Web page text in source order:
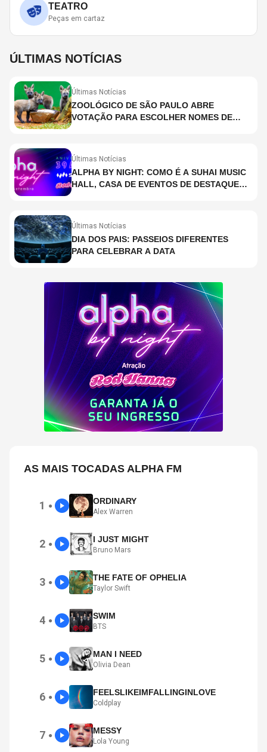
TEATRO
Peças em cartaz
ÚLTIMAS NOTÍCIAS
Últimas Notícias
ZOOLÓGICO DE SÃO PAULO ABRE
VOTAÇÃO PARA ESCOLHER NOMES DE
Últimas Notícias
ALPHA BY NIGHT: COMO É A SUHAI MUSIC
HALL, CASA DE EVENTOS DE DESTAQUE
Últimas Notícias
DIA DOS PAIS: PASSEIOS DIFERENTES
PARA CELEBRAR A DATA
AS MAIS TOCADAS ALPHA FM
1 ● ORDINARY
Alex Warren
2 ● I JUST MIGHT
Bruno Mars
3 ● THE FATE OF OPHELIA
Taylor Swift
4 ● SWIM
BTS
5 ● MAN I NEED
Olivia Dean
6 ● FEELSLIKEIMFALLINGINLOVE
Coldplay
7 ● MESSY
Lola Young